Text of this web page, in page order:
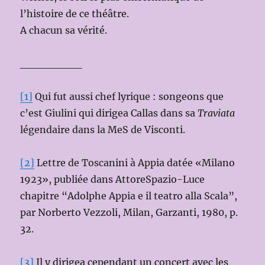
l’histoire de ce théâtre.
A chacun sa vérité.
[1] Qui fut aussi chef lyrique : songeons que
c’est Giulini qui dirigea Callas dans saTraviata
légendaire dans la MeS de Visconti.
[2] Lettre de Toscanini à Appia datée «Milano
1923», publiée dans AttoreSpazio-Luce
chapitre “Adolphe Appia e il teatro alla Scala”,
par Norberto Vezzoli, Milan, Garzanti, 1980, p.
32.
[3] Il y dirigea cependant un concert avec les